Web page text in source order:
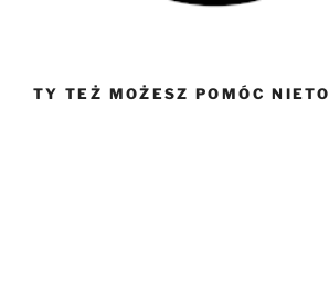
TY TEŻ MOŻESZ POMÓC